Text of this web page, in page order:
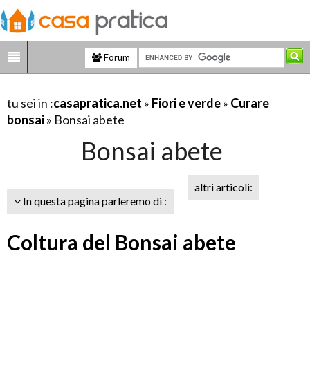
Forum
tu sei in :casapratica.net » Fiori e verde» Curare
bonsai» Bonsai abete
Bonsai abete
In questa pagina parleremo di :
altri articoli:
Coltura del Bonsai abete